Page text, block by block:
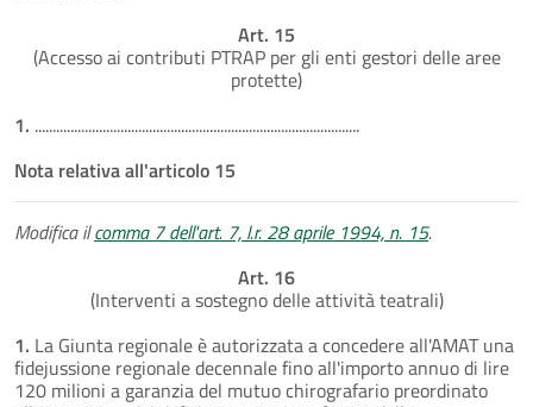
Art. 15
(Accesso ai contributi PTRAP per gli enti gestori delle aree
protette)
1. ...........................................................................................
Nota relativa all'articolo 15
Modifica ilcomma 7 dell'art. 7, l.r. 28 aprile 1994, n. 15.
Art. 16
(Interventi a sostegno delle attività teatrali)
1. La Giunta regionale è autorizzata a concedere all'AMAT una
fidejussione regionale decennale fino all'importo annuo di lire
120 milioni a garanzia del mutuo chirografario preordinato